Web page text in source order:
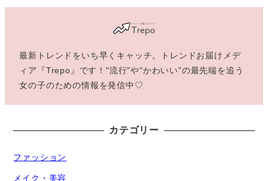
最新トレンドをいち早くキャッチ。トレンドお届けメデ
ィア『Trepo』です！"流行"や"かわいい"の最先端を追う
女の子のための情報を発信中♡
カテゴリー
ファッション
メイク・美容